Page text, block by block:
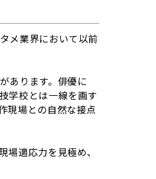
メ業界において以前
あります。俳優に
学校とは一線を画す
現場との自然な接点
適応力を見極め、